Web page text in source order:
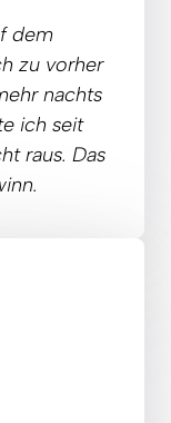
zu
vorher
ich
seit
raus.